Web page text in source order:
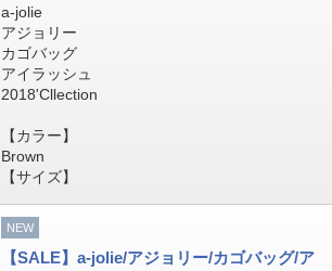
a-jolie
アジョリー
カゴバッグ
アイラッシュ
2018'Cllection
【カラー】
Brown
【サイズ】
NEW
【SALE】a-jolie/アジョリー/カゴバッグ/ア